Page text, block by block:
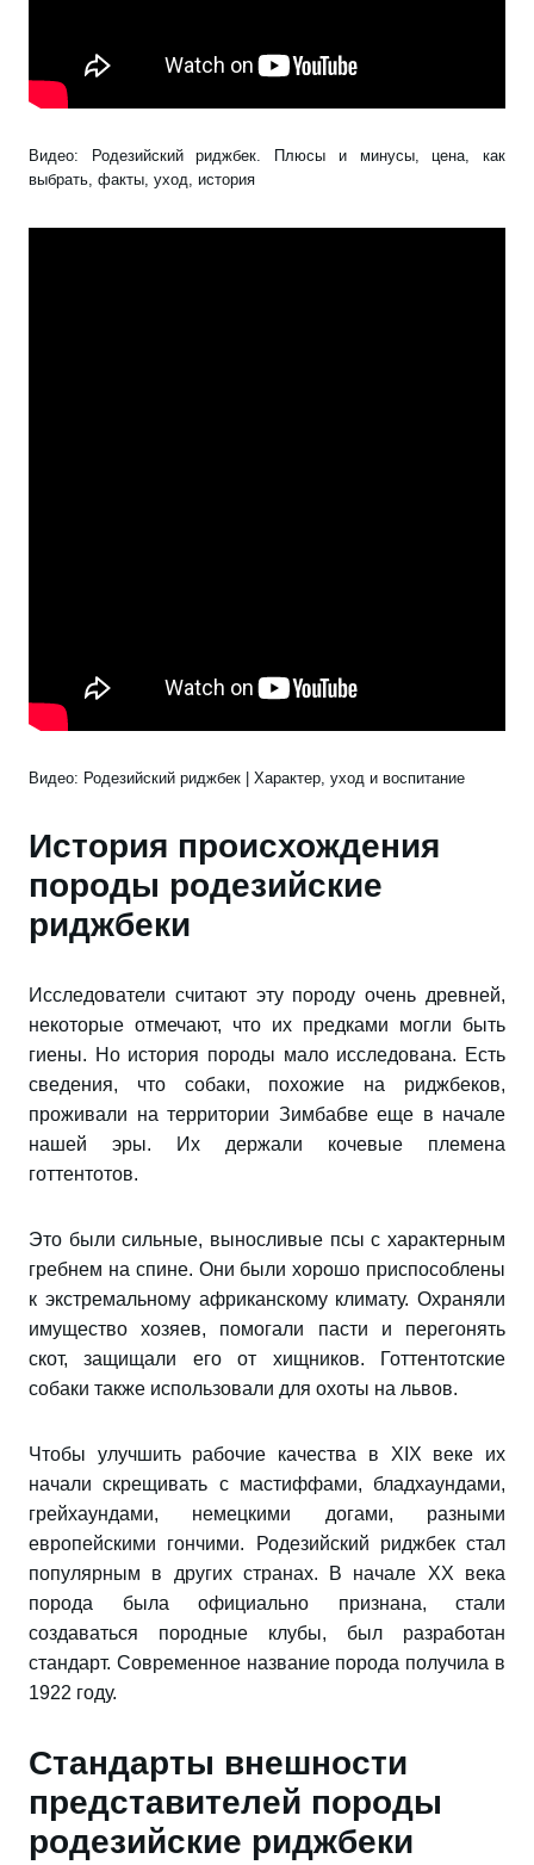
Видео: Родезийский риджбек. Плюсы и минусы, цена, как
выбрать, факты, уход, история
Видео: Родезийский риджбек | Характер, уход и воспитание
История происхождения
породы родезийские
риджбеки
Исследователи считают эту породу очень древней,
некоторые отмечают, что их предками могли быть
гиены. Но история породы мало исследована. Есть
сведения, что собаки, похожие на риджбеков,
проживали на территории Зимбабве еще в начале
нашей эры. Их держали кочевые племена
готтентотов.
Это были сильные, выносливые псы с характерным
гребнем на спине. Они были хорошо приспособлены
к экстремальному африканскому климату. Охраняли
имущество хозяев, помогали пасти и перегонять
скот, защищали его от хищников. Готтентотские
собаки также использовали для охоты на львов.
Чтобы улучшить рабочие качества в XIX веке их
начали скрещивать с мастиффами, бладхаундами,
грейхаундами, немецкими догами, разными
европейскими гончими. Родезийский риджбек стал
популярным в других странах. В начале XX века
порода была официально признана, стали
создаваться породные клубы, был разработан
стандарт. Современное название порода получила в
1922 году.
Стандарты внешности
представителей породы
родезийские риджбеки